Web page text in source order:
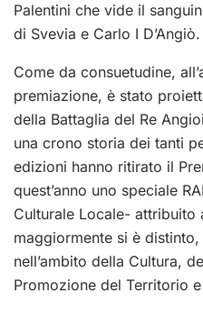
Palentini che vide il
di Svevia e Carlo I D’Angiò.
Come da consuetudine,
premiazione, è stato
della Battaglia del Re
una crono storia dei tanti
edizioni hanno ritirato il
quest’anno uno speciale
Culturale Locale- attribuito
maggiormente si è
nell’ambito della Cultura,
Promozione del Territorio e